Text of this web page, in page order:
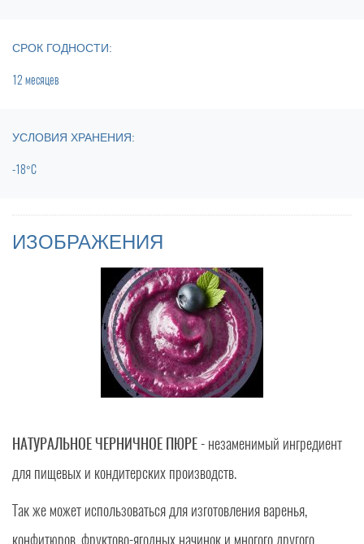
СРОК ГОДНОСТИ:
12 месяцев
УСЛОВИЯ ХРАНЕНИЯ:
-18°C
ИЗОБРАЖЕНИЯ
НАТУРАЛЬНОЕ ЧЕРНИЧНОЕ ПЮРЕ- незаменимый ингредиент
для пищевых и кондитерских производств.
Так же может использоваться для изготовления варенья,
конфитюров, фруктово-ягодных начинок и многого другого.